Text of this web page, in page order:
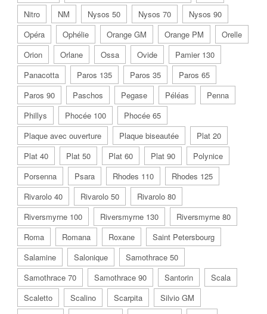
Nitro
NM Nysos 50 Nysos 70
Nysos 90
Opéra
Ophélie Orange GM Orange PM
Orelle
Orion
Orlane Ossa Ovide
Pamier 130
Panacotta
Paros 135 Paros 35
Paros 65
Paros 90
Paschos Pegase Péléas
Penna
Phillys
Phocée 100
Phocée 65
Plaque avec ouverture
Plaque biseautée
Plat 20
Plat 40
Plat 50 Plat 60 Plat 90
Polynice
Porsenna
Psara Rhodes 110
Rhodes 125
Rivarolo 40
Rivarolo 50
Rivarolo 80
Riversmyrne 100
Riversmyrne 130
Riversmyrne 80
Roma
Romana Roxane
Saint Petersbourg
Salamine
Salonique
Samothrace 50
Samothrace 70
Samothrace 90 Santorin
Scala
Scaletto
Scalino Scarpita
Silvio GM